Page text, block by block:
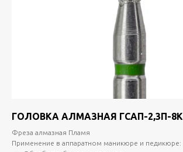
ГОЛОВКА АЛМАЗНАЯ ГСАП-2,3П-8К
Фреза алмазная Пламя
Применение в аппаратном маникюре и педикюре: